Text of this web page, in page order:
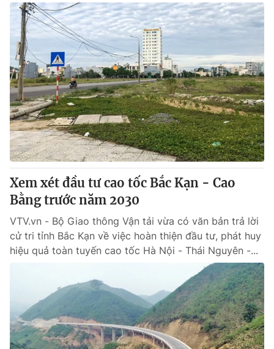
THỜI BÁO VTV
Theo dõi báo trên
Cơ quan chủ quản:Đài Truyền hình Việt Nam
Cơ quan báo chí:Thời báo VTV
Giấy phép hoạt động báo in và báo điện tử số 483/GP-BTTTT
cấp ngày 29/12/2023
Tổng Biên tập:Vũ Thanh Thủy
Phó Tổng Biên tập:
Nguyễn Thị Mỹ Hạnh, Phạm Quốc Thắng,
Nguyễn Trọng Ninh
Tổng đài VTV:024.38 355 931 - 024.38 355 932
Ðiện thoại Thời báo VTV:024.66 897 897
Liên hệ quảng cáo:024-7300.7108
Xem xét đầu tư cao tốc Bắc Kạn - Cao
Bằng trước năm 2030
VTV.vn - Bộ Giao thông Vận tải vừa có văn bản trả lời
cử tri tỉnh Bắc Kạn về việc hoàn thiện đầu tư, phát huy
hiệu quả toàn tuyến cao tốc Hà Nội - Thái Nguyên -...